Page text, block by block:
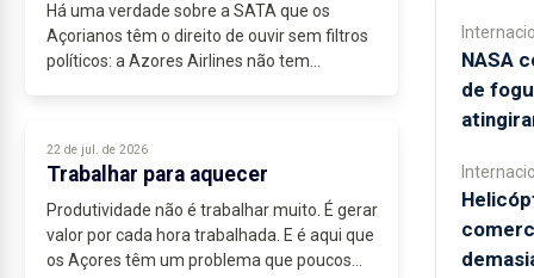
Há uma verdade sobre a SATA que os
Açorianos têm o direito de ouvir sem filtros
políticos: a Azores Airlines não tem
22 de jul. de 2026
Trabalhar para aquecer
Produtividade não é trabalhar muito. É gerar
valor por cada hora trabalhada. E é aqui que
os Açores têm um problema que poucos
NASA
de